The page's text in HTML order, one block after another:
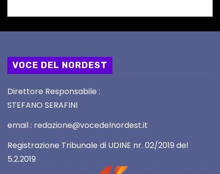
VOCE DEL NORDEST
Direttore Responsabile :
STEFANO SERAFINI
email : redazione@vocedelnordest.it
Registrazione Tribunale di UDINE nr. 02/2019 del
5.2.2019